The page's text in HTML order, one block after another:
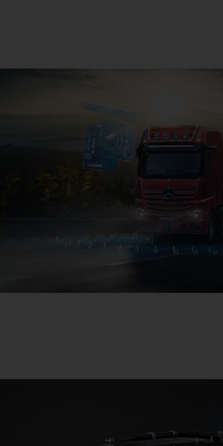
فيمكنك أيضًا الاختيار من بين
لموقع بناء: مع ثلاثة أوضاع قيادة قابلة للتحديد، A‑STANDARD